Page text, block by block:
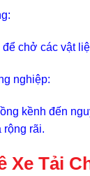
chở các vật
nghiệp:
kềnh đến
rộng rãi.
Xe Tải